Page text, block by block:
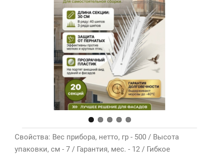
Контакты
закладки
Свойства: Вес прибора, нетто, гр - 500 / Высота
упаковки, см - 7 / Гарантия, мес. - 12 / Гибкое